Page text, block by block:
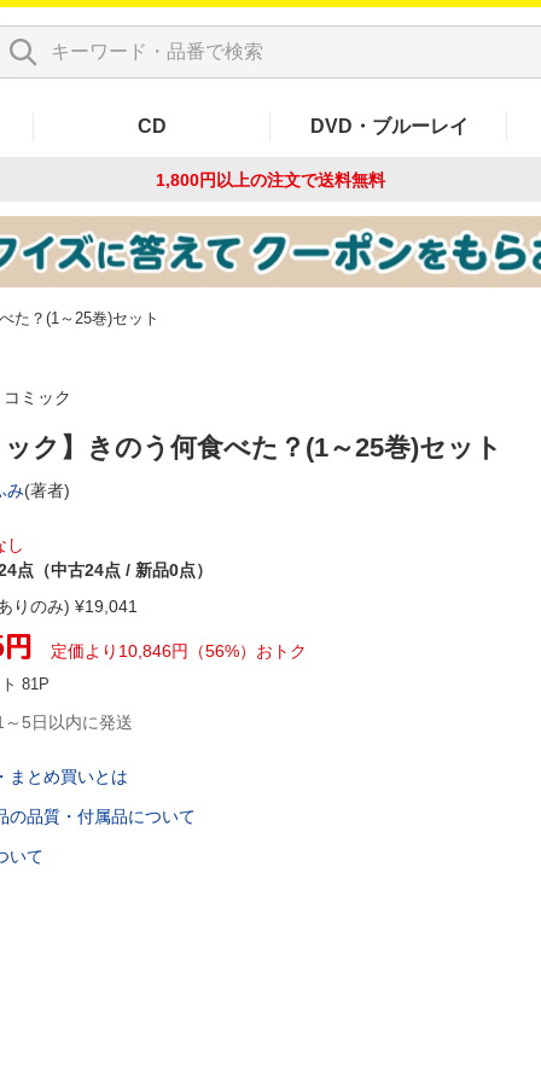
CD DVD・ブルーレイ
1,800円以上の注文で送料無料
た？(1～25巻)セット
コミック
ック】きのう何食べた？(1～25巻)セット
み(著者)
し
点（中古24点 / 新品0点）
りのみ) ¥19,041
円 定価より 10,846円 （56%） おトク
81 P
5日以内に発送
まとめ買いとは
の品質・付属品について
いて